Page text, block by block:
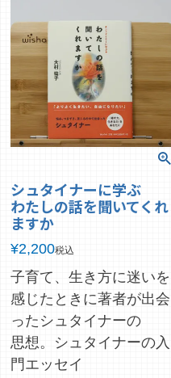
シュタイナーに学ぶ
わたしの話を聞いてくれ
ますか
¥2,200税込
子育て、生き方に迷いを
感じたときに著者が出会
ったシュタイナーの
思想。シュタイナーの入
門エッセイ